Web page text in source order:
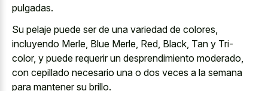
pulgadas.
Su pelaje puede ser de una variedad de colores,
incluyendo Merle, Blue Merle, Red, Black, Tan y Tri-
color, y puede requerir un desprendimiento moderado,
con cepillado necesario una o dos veces a la semana
para mantener su brillo.